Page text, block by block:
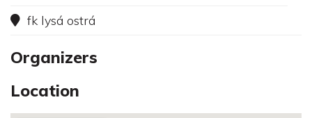
fk lysá ostrá
Organizers
Location